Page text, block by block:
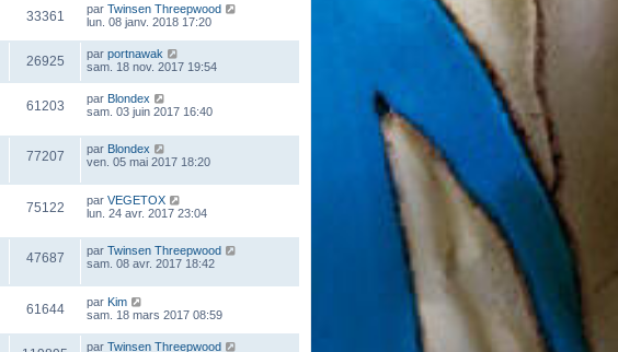
33361 par Twinsen Threepwood
lun. 08 janv. 2018 17:20
26925 par portnawak
sam. 18 nov. 2017 19:54
61203 par Blondex
sam. 03 juin 2017 16:40
77207 par Blondex
ven. 05 mai 2017 18:20
75122 par VEGETOX
lun. 24 avr. 2017 23:04
47687 par Twinsen Threepwood
sam. 08 avr. 2017 18:42
61644 par Kim
sam. 18 mars 2017 08:59
par Twinsen Threepwood